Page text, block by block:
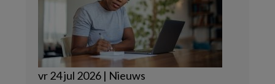
vr 24 jul 2026 | Nieuws